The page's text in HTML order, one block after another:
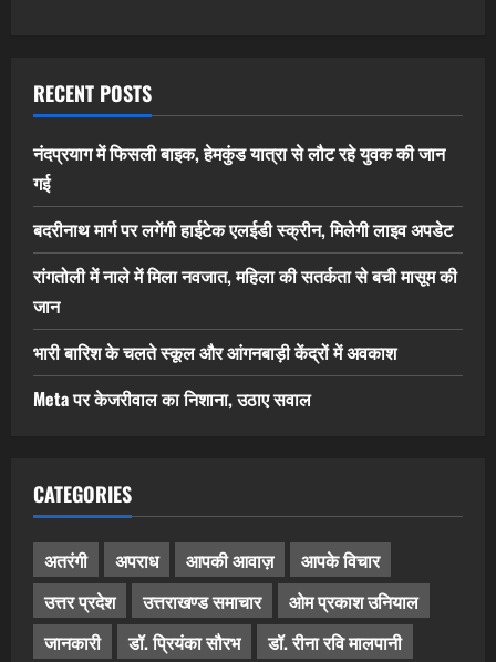
RECENT POSTS
नंदप्रयाग में फिसली बाइक, हेमकुंड यात्रा से लौट रहे युवक की जान
गई
बदरीनाथ मार्ग पर लगेंगी हाईटेक एलईडी स्क्रीन, मिलेगी लाइव अपडेट
रांगतोली में नाले में मिला नवजात, महिला की सतर्कता से बची मासूम की
जान
भारी बारिश के चलते स्कूल और आंगनबाड़ी केंद्रों में अवकाश
Meta पर केजरीवाल का निशाना, उठाए सवाल
CATEGORIES
अतरंगी अपराध आपकी आवाज़
आपके विचार
उत्तर प्रदेश
उत्तराखण्ड समाचार
ओम प्रकाश उनियाल
जानकारी
डॉ. प्रियंका सौरभ डॉ. रीना रवि मालपानी